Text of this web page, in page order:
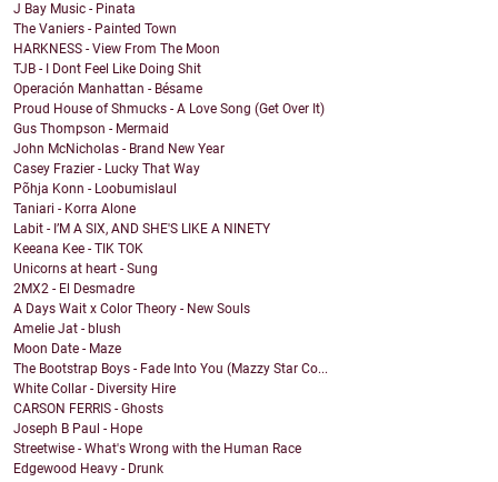
J Bay Music - Pinata
The Vaniers - Painted Town
HARKNESS - View From The Moon
TJB - I Dont Feel Like Doing Shit
Operación Manhattan - Bésame
Proud House of Shmucks - A Love Song (Get Over It)
Gus Thompson - Mermaid
John McNicholas - Brand New Year
Casey Frazier - Lucky That Way
Põhja Konn - Loobumislaul
Taniari - Korra Alone
Labit - I’M A SIX, AND SHE'S LIKE A NINETY
Keeana Kee - TIK TOK
Unicorns at heart - Sung
2MX2 - El Desmadre
A Days Wait x Color Theory - New Souls
Amelie Jat - blush
Moon Date - Maze
The Bootstrap Boys - Fade Into You (Mazzy Star Co...
White Collar - Diversity Hire
CARSON FERRIS - Ghosts
Joseph B Paul - Hope
Streetwise - What's Wrong with the Human Race
Edgewood Heavy - Drunk